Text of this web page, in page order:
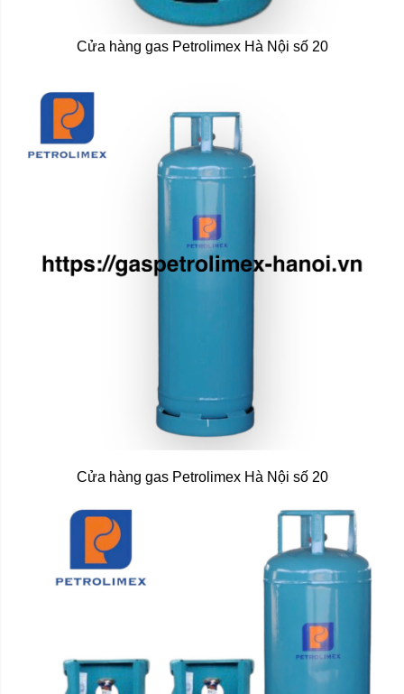
Cửa hàng gas Petrolimex Hà Nội số 20
Cửa hàng gas Petrolimex Hà Nội số 20